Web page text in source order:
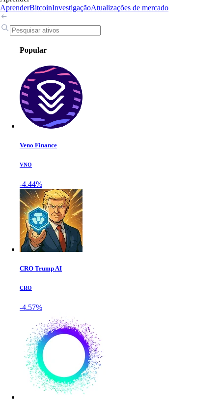
AprenderBitcoinInvestigaçãoAtualizações de mercado
Popular
Veno Finance
VNO
-4.44%
CRO Trump AI
CRO
-4.57%